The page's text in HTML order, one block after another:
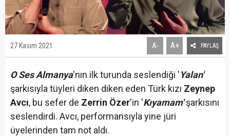
27 Kasım 2021 A- A+ PAYLAŞ
O Ses Almanya'nın ilk turunda seslendiği 'Yalan'
şarkısıyla tüyleri diken diken eden Türk kızı Zeynep
Avcı, bu sefer de Zerrin Özer'in 'Kıyamam'şarkısını
seslendirdi. Avcı, performansıyla yine jüri
üyelerinden tam not aldı.